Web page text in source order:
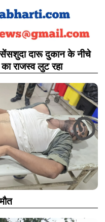
दारू दुकान के नीचे
राजस्व लुट रहा